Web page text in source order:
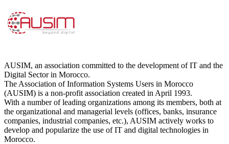
AUSIM, an association committed to the development of IT and the
Digital Sector in Morocco.
The Association of Information Systems Users in Morocco
(AUSIM) is a non-profit association created in April 1993.
With a number of leading organizations among its members, both at
the organizational and managerial levels (offices, banks, insurance
companies, industrial companies, etc.), AUSIM actively works to
develop and popularize the use of IT and digital technologies in
Morocco.